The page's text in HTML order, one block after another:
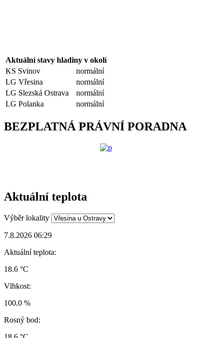
Aktuální stavy hladiny v okolí
KS Svinov
normální
LG Vřesina
normální
LG Slezská Ostrava
normální
LG Polanka
normální
BEZPLATNÁ PRÁVNÍ PORADNA
Aktuální teplota
Výběr lokality
7.8.2026 06:29
Aktuální teplota:
18.6 °C
Vlhkost:
100.0 %
Rosný bod: